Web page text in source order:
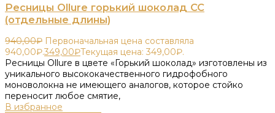
Ресницы Ollure горький шоколад CC
(отдельные длины)
940,00₽ Первоначальная цена составляла
940,00₽.349,00₽Текущая цена: 349,00₽.
Ресницы Ollure в цвете «Горький шоколад» изготовлены из
уникального высококачественного гидрофобного
моноволокна не имеющего аналогов, которое стойко
переносит любое смятие,
В избранное